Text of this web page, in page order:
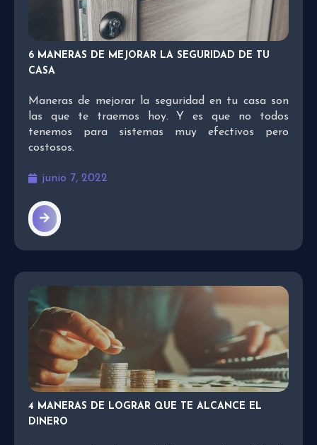
6 MANERAS DE MEJORAR LA SEGURIDAD DE TU
CASA
Maneras de mejorar la seguridad en tu casa son
las que te traemos hoy. Y es que no todos
tenemos para sistemas muy efectivos pero
costosos.
junio 7, 2022
4 MANERAS DE LOGRAR QUE TE ALCANCE EL
DINERO